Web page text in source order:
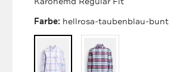
Farbe: hellrosa-taubenblau-bunt